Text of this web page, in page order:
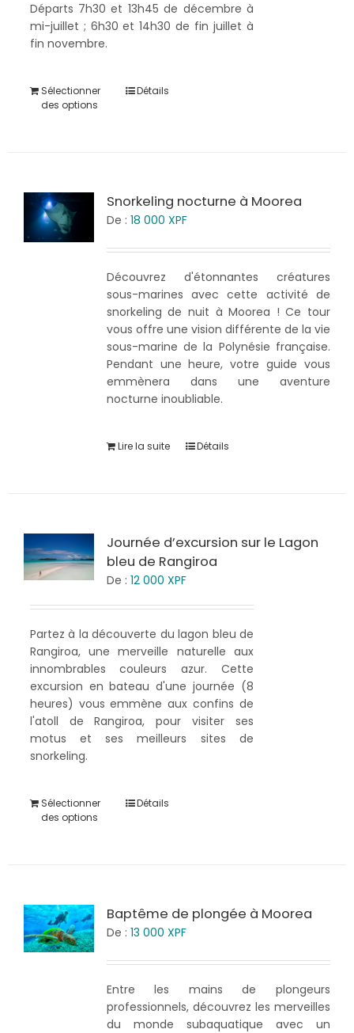
Départs 7h30 et 13h45 de décembre à
mi-juillet ; 6h30 et 14h30 de fin juillet à
fin novembre.
Sélectionner
des options
Détails
Snorkeling nocturne à Moorea
De : 18 000 XPF
Découvrez d'étonnantes créatures
sous-marines avec cette activité de
snorkeling de nuit à Moorea ! Ce tour
vous offre une vision différente de la vie
sous-marine de la Polynésie française.
Pendant une heure, votre guide vous
emmènera dans une aventure
nocturne inoubliable.
Lire la suite Détails
Journée d’excursion sur le Lagon
bleu de Rangiroa
De : 12 000 XPF
Partez à la découverte du lagon bleu de
Rangiroa, une merveille naturelle aux
innombrables couleurs azur. Cette
excursion en bateau d'une journée (8
heures) vous emmène aux confins de
l'atoll de Rangiroa, pour visiter ses
motus et ses meilleurs sites de
snorkeling.
Sélectionner
des options
Détails
Baptême de plongée à Moorea
De : 13 000 XPF
Entre les mains de plongeurs
professionnels, découvrez les merveilles
du monde subaquatique avec un